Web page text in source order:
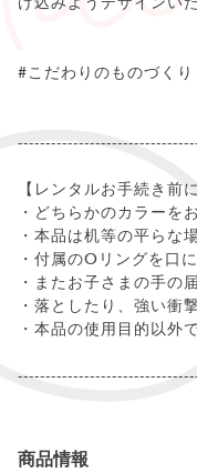
#こだわりのものづくり
【レンタルお手続き前
・どちらかのカラーを
・本品は机等の平らな
・付属のOリングを口
・またお子さまの手の
・落としたり、強い衝
・本品の使用目的以外
商品情報